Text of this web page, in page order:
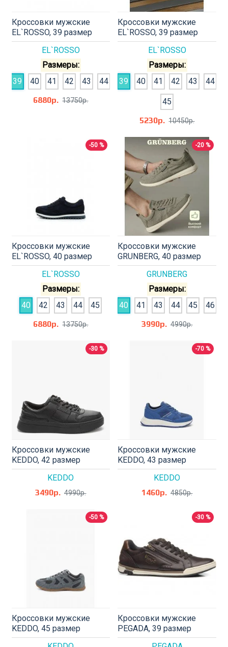
EL`ROSSO
Кроссовки мужские
EL`ROSSO, 39 размер
Размеры:
39
40 41 42 43
44
6880р. 13750р.
EL`ROSSO
Кроссовки мужские
EL`ROSSO, 39 размер
Размеры:
39
40 41 42 43 44
45
5230р. 10450р.
-50 %
EL`ROSSO
Кроссовки мужские
EL`ROSSO, 40 размер
Размеры:
40
42 43 44
45
6880р. 13750р.
-20 %
GRUNBERG
Кроссовки мужские
GRUNBERG, 40 размер
Размеры:
40
41 43 44 45
46
3990р. 4990р.
-30 %
KEDDO
Кроссовки мужские
KEDDO, 42 размер
3490р. 4990р.
-70 %
KEDDO
Кроссовки мужские
KEDDO, 43 размер
1460р. 4850р.
-50 %
Кроссовки мужские
KEDDO, 45 размер
-30 %
Кроссовки мужские
PEGADA, 39 размер